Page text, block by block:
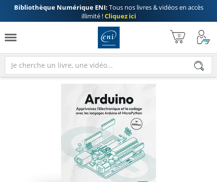
Bibliothèque Numérique ENI: Tous nos livres & vidéos en accès
illimité !Cliquez ici